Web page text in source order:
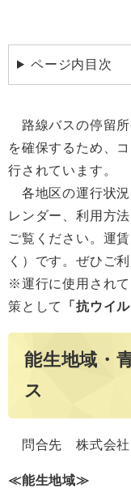
ページ内目次
路線バスの停留所
を確保するため、
行されています。
各地区の運行状況
レンダー、利用方
ご覧ください。運
く）です。ぜひご
※運行に使用され
策として
「抗ウイ
能生地域・
ス
問合先 株式会社
≪能生地域≫